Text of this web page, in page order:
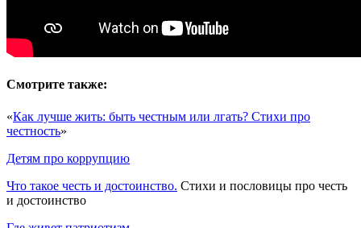
Смотрите также:
«Как лучше жить: быть честным или лгать? Стихи про
честность»
Детям про коррупцию
Что такое честь и достоинство. Стихи и пословицы про честь
и достоинство